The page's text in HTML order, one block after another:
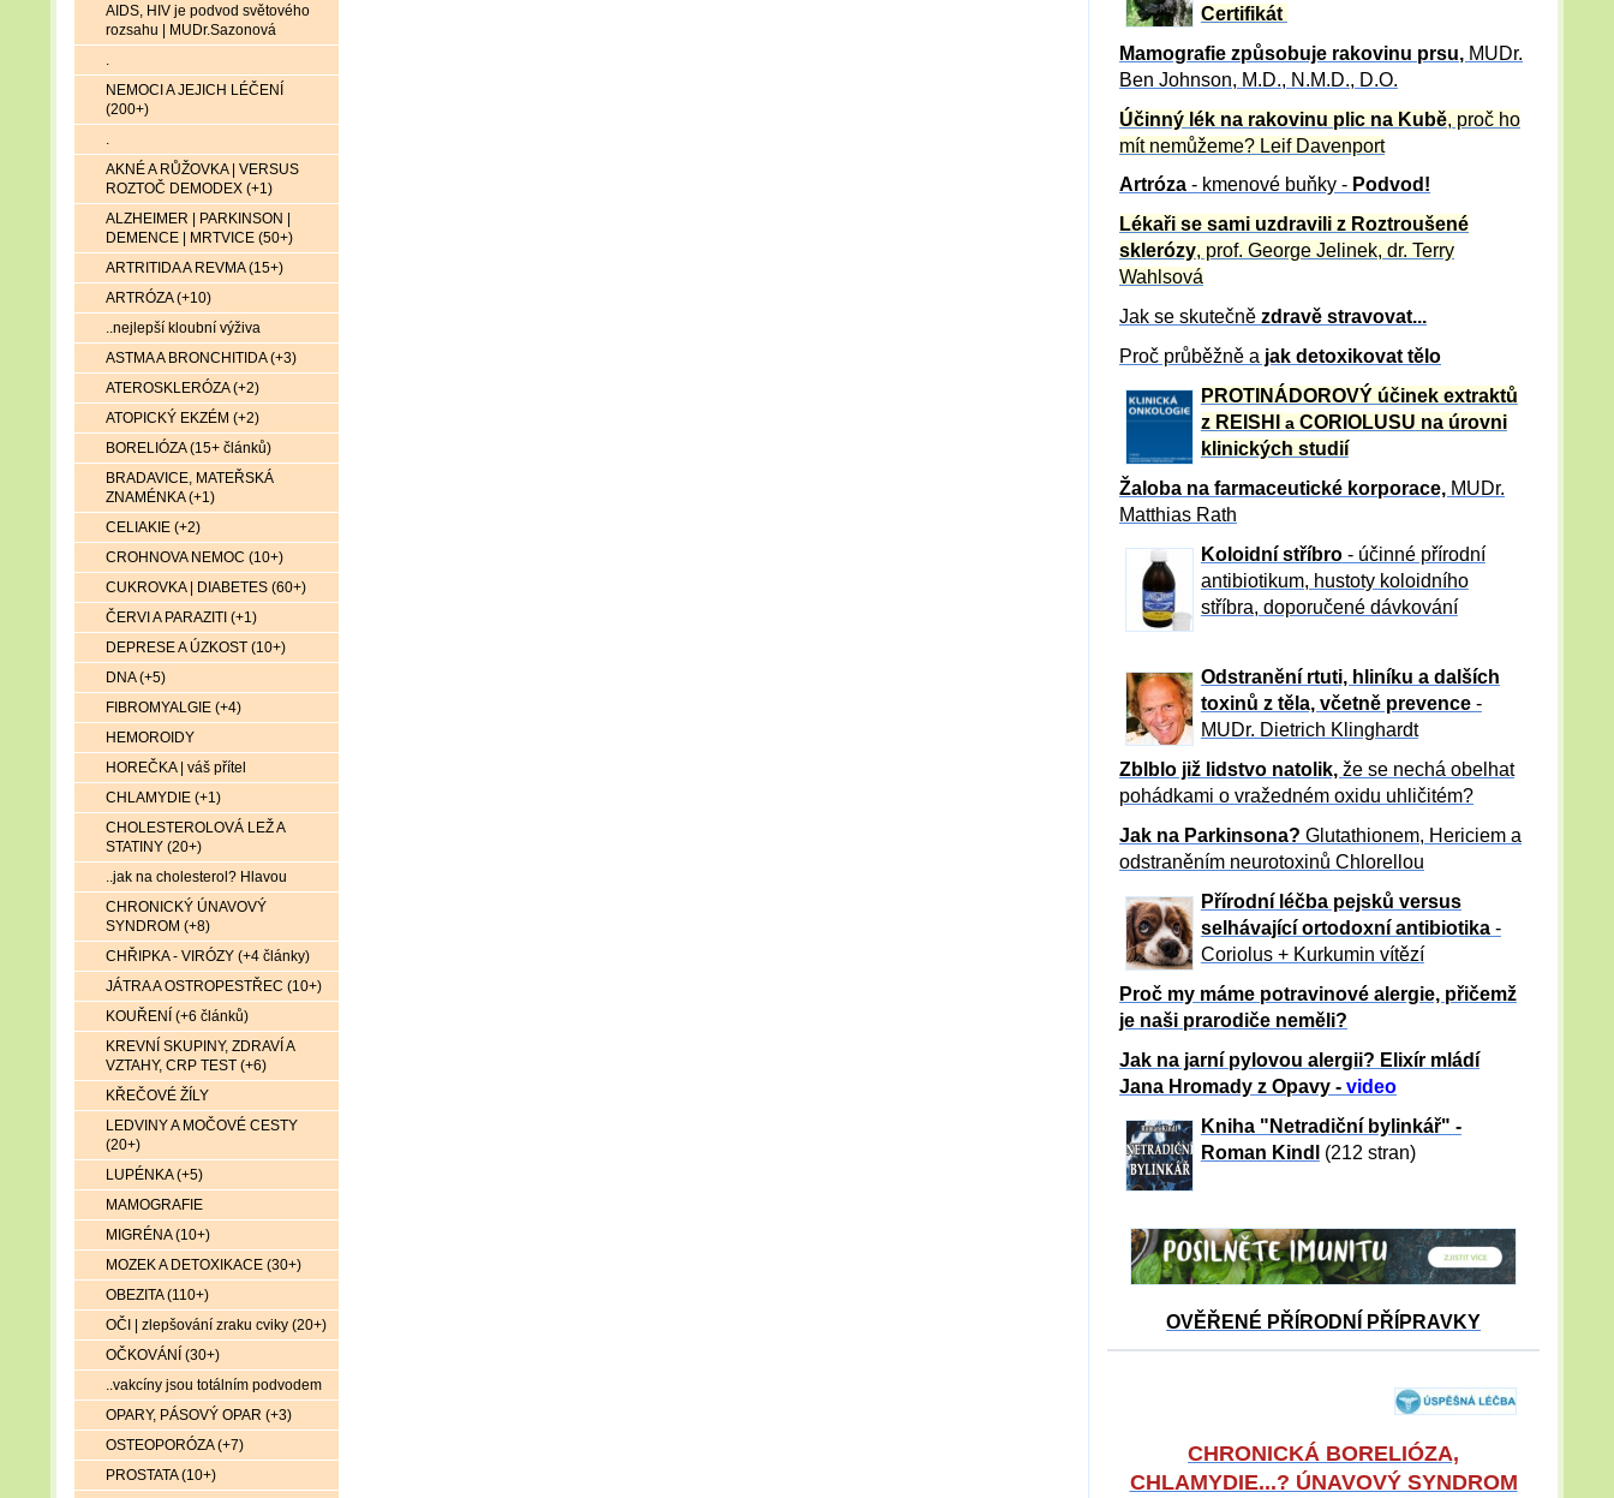
Certifikát
Mamografie způsobuje rakovinu prsu, MUDr.
Ben Johnson, M.D., N.M.D., D.O.
Účinný lék na rakovinu plic na Kubě, proč ho
mít nemůžeme? Leif Davenport
Artróza - kmenové buňky - Podvod!
Lékaři se sami uzdravili z Roztroušené
sklerózy, prof. George Jelinek, dr. Terry
Wahlsová
Jak se skutečně zdravě stravovat...
Proč průběžně a jak detoxikovat tělo
PROTINÁDOROVÝ účinek extraktů
z REISHI a CORIOLUSU na úrovni
klinických studií
Žaloba na farmaceutické korporace, MUDr.
Matthias Rath
Koloidní stříbro- účinné přírodní
antibiotikum, hustoty koloidního
stříbra, doporučené dávkování
Odstranění rtuti, hliníku a dalších
toxinů z těla, včetně prevence -
MUDr. Dietrich Klinghardt
Zblblo již lidstvo natolik, že se nechá obelhat
pohádkami o vražedném oxidu uhličitém?
Jak na Parkinsona? Glutathionem, Hericiem a
odstraněním neurotoxinů Chlorellou
Přírodní léčba pejsků versus
selhávající ortodoxní antibiotika -
Coriolus + Kurkumin vítězí
Proč my máme potravinové alergie, přičemž
je naši prarodiče neměli?
Jak na jarní pylovou alergii? Elixír mládí
Jana Hromady z Opavy - video
Kniha "Netradiční bylinkář" -
Roman Kindl
(212 stran)
OVĚŘENÉ PŘÍRODNÍ PŘÍPRAVKY
CHRONICKÁ BORELIÓZA,
CHLAMYDIE...? ÚNAVOVÝ SYNDROM
AIDS, HIV je podvod světového
rozsahu | MUDr.Sazonová
.
NEMOCI A JEJICH LÉČENÍ
(200+)
.
AKNÉ A RŮŽOVKA | VERSUS
ROZTOČ DEMODEX (+1)
ALZHEIMER | PARKINSON |
DEMENCE | MRTVICE (50+)
ARTRITIDA A REVMA (15+)
ARTRÓZA (+10)
..nejlepší kloubní výživa
ASTMA A BRONCHITIDA (+3)
ATEROSKLERÓZA (+2)
ATOPICKÝ EKZÉM (+2)
BORELIÓZA (15+ článků)
BRADAVICE, MATEŘSKÁ
ZNAMÉNKA (+1)
CELIAKIE (+2)
CROHNOVA NEMOC (10+)
CUKROVKA | DIABETES (60+)
ČERVI A PARAZITI (+1)
DEPRESE A ÚZKOST (10+)
DNA (+5)
FIBROMYALGIE (+4)
HEMOROIDY
HOREČKA | váš přítel
CHLAMYDIE (+1)
CHOLESTEROLOVÁ LEŽ A
STATINY (20+)
..jak na cholesterol? Hlavou
CHRONICKÝ ÚNAVOVÝ
SYNDROM (+8)
CHŘIPKA - VIRÓZY (+4 články)
JÁTRA A OSTROPESTŘEC (10+)
KOUŘENÍ (+6 článků)
KREVNÍ SKUPINY, ZDRAVÍ A
VZTAHY, CRP TEST (+6)
KŘEČOVÉ ŽÍLY
LEDVINY A MOČOVÉ CESTY
(20+)
LUPÉNKA (+5)
MAMOGRAFIE
MIGRÉNA (10+)
MOZEK A DETOXIKACE (30+)
OBEZITA (110+)
OČI | zlepšování zraku cviky (20+)
OČKOVÁNÍ (30+)
..vakcíny jsou totálním podvodem
OPARY, PÁSOVÝ OPAR (+3)
OSTEOPORÓZA (+7)
PROSTATA (10+)